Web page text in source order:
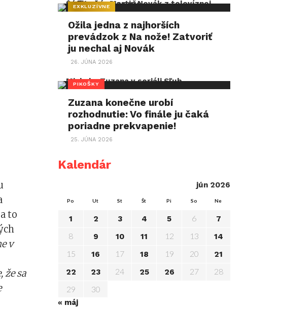
to
v
že sa
EXKLUZÍVNE
Ožila jedna z najhorších
prevádzok z Na nože! Zatvoriť
ju nechal aj Novák
26. JÚNA 2026
PIKOŠKY
Zuzana konečne urobí
rozhodnutie: Vo finále ju čaká
poriadne prekvapenie!
25. JÚNA 2026
Kalendár
jún 2026
Po Ut St Št Pi So Ne
1 2 3 4 5 6 7
8 9 10 11 12 13 14
15 16 17 18 19 20
21
22
23 24 25 26 27
28
29
30
« máj